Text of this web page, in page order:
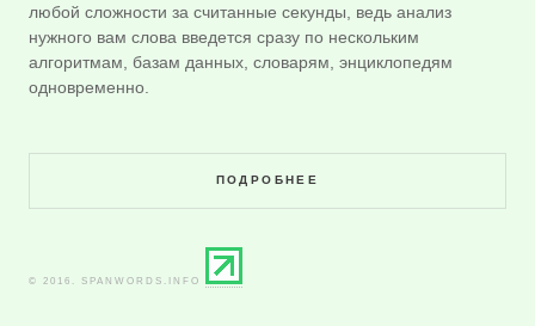
любой сложности за считанные секунды, ведь анализ
нужного вам слова введется сразу по нескольким
алгоритмам, базам данных, словарям, энциклопедям
одновременно.
ПОДРОБНЕЕ
© 2016. SPANWORDS.INFO